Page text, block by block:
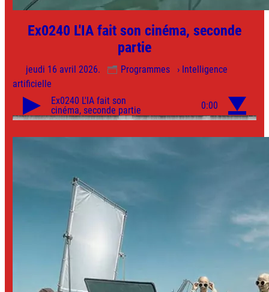
Ex0240 L'IA fait son cinéma, seconde
partie
jeudi 16 avril 2026. Programmes
› Intelligence
artificielle